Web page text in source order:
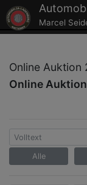
Marcel
Online Auktion
Online
Alle